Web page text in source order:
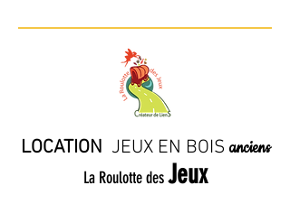
LOCATION JEUX EN BOIS anciens
La Roulotte des Jeux